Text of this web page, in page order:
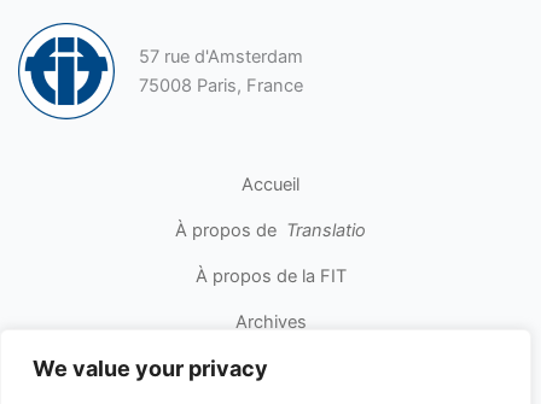
We value your privacy
57 rue d'Amsterdam
75008 Paris, France
Accueil
À propos de Translatio
À propos de la FIT
Archives
Contact